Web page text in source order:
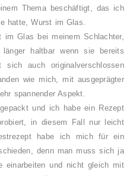
Thema beschäftigt, das ich
hatte, Wurst im Glas.
Glas bei meinem Schlachter,
haltbar wenn sie bereits
auch originalverschlossen
wie mich, mit ausgeprägter
spannender Aspekt.
und ich habe ein Rezept
in diesem Fall nur leicht
habe ich mich für ein
denn man muss sich ja
einarbeiten und nicht gleich mit